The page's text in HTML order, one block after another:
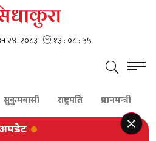
राष्ट्रपति प्रधानमन्त्री कांग्रेस